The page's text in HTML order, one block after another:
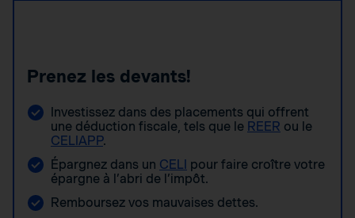
Prenez les devants!
Investissez dans des placements qui offrent
une déduction fiscale, tels que le REER ou le
CELIAPP.
Épargnez dans un CELI pour faire croître votre
épargne à l’abri de l’impôt.
Remboursez vos mauvaises dettes.